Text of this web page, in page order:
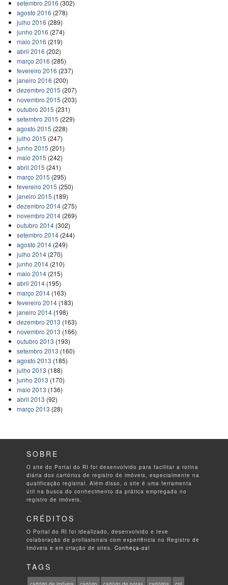
setembro 2016 (302)
agosto 2016 (278)
julho 2016 (289)
junho 2016 (274)
maio 2016 (219)
abril 2016 (202)
março 2016 (285)
fevereiro 2016 (237)
janeiro 2016 (200)
dezembro 2015 (207)
novembro 2015 (203)
outubro 2015 (231)
setembro 2015 (229)
agosto 2015 (228)
julho 2015 (247)
junho 2015 (201)
maio 2015 (242)
abril 2015 (241)
março 2015 (295)
fevereiro 2015 (250)
janeiro 2015 (189)
dezembro 2014(275)
novembro 2014(269)
outubro 2014(302)
setembro 2014(244)
agosto 2014(249)
julho 2014(270)
junho 2014(210)
maio 2014(215)
abril 2014(195)
março 2014(163)
fevereiro 2014(183)
janeiro 2014(198)
dezembro 2013 (163)
novembro 2013 (166)
outubro 2013 (193)
setembro 2013 (160)
agosto 2013 (185)
julho 2013 (188)
junho 2013 (170)
maio 2013 (136)
abril 2013 (92)
março 2013 (28)
SOBRE
O site do Portal do RI foi desenvolvido para facilitar a rotina
diária dos cartórios de registro de imóveis, especialmente na
qualificação registral. Além disso, o site é uma ferramenta
útil na busca do conhecimento da prática empregada no
registro de imóveis.
CRÉDITOS
O Portal do RI foi idealizado, desenvolvido e teve
colaboração de profissionais com experiência no Registro de
Imóveis e em criação de sites.Conheça-os!
TAGS